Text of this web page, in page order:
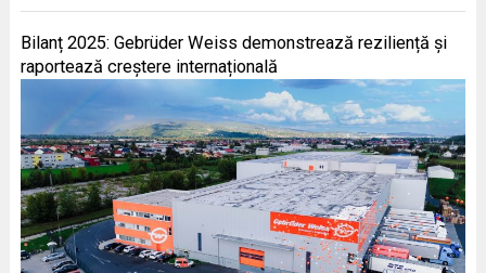
Bilanț 2025: Gebrüder Weiss demonstrează reziliență și
raportează creștere internațională